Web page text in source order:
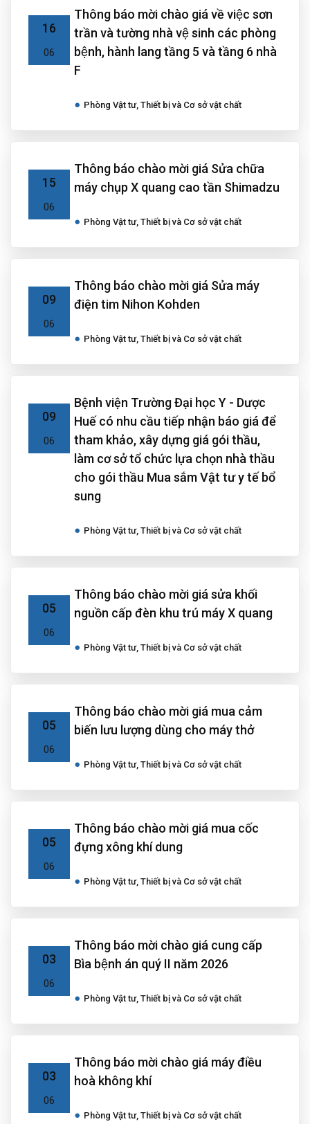
16
06
Thông báo mời chào giá về việc sơn
trần và tường nhà vệ sinh các phòng
bệnh, hành lang tầng 5 và tầng 6 nhà
F
Phòng Vật tư, Thiết bị và Cơ sở vật chất
15
06
Thông báo chào mời giá Sửa chữa
máy chụp X quang cao tần Shimadzu
Phòng Vật tư, Thiết bị và Cơ sở vật chất
09
06
Thông báo chào mời giá Sửa máy
điện tim Nihon Kohden
Phòng Vật tư, Thiết bị và Cơ sở vật chất
09
06
Bệnh viện Trường Đại học Y - Dược
Huế có nhu cầu tiếp nhận báo giá để
tham khảo, xây dựng giá gói thầu,
làm cơ sở tổ chức lựa chọn nhà thầu
cho gói thầu Mua sắm Vật tư y tế bổ
sung
Phòng Vật tư, Thiết bị và Cơ sở vật chất
05
06
Thông báo chào mời giá sửa khối
nguồn cấp đèn khu trú máy X quang
Phòng Vật tư, Thiết bị và Cơ sở vật chất
05
06
Thông báo chào mời giá mua cảm
biến lưu lượng dùng cho máy thở
Phòng Vật tư, Thiết bị và Cơ sở vật chất
05
06
Thông báo chào mời giá mua cốc
đựng xông khí dung
Phòng Vật tư, Thiết bị và Cơ sở vật chất
03
06
Thông báo mời chào giá cung cấp
Bìa bệnh án quý II năm 2026
Phòng Vật tư, Thiết bị và Cơ sở vật chất
03
06
Thông báo mời chào giá máy điều
hoà không khí
Phòng Vật tư, Thiết bị và Cơ sở vật chất